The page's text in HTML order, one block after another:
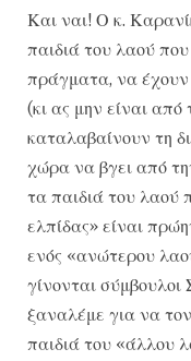
Και ναι! Ο κ.
παιδιά του λαού
πράγματα, να έχουν
(κι ας μην είναι
καταλαβαίνουν τη
χώρα να βγει από
τα παιδιά του λαού
ελπίδας» είναι
ενός «ανώτερου
γίνονται
ξαναλέμε για να
παιδιά του «άλλου